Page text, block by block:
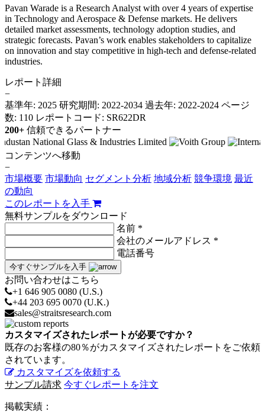
Pavan Warade is a Research Analyst with over 4 years of expertise
in Technology and Aerospace & Defense markets. He delivers
detailed market assessments, technology adoption studies, and
strategic forecasts. Pavan’s work enables stakeholders to capitalize
on innovation and stay competitive in high-tech and defense-related
industries.
レポート詳細
−
基準年: 2025 研究期間: 2022-2034 過去年: 2022-2024 ページ
数: 110 レポートコード: SR622DR
200+ 信頼できるパートナー
コンテンツへ移動
−
市場概要 市場動向 セグメント分析 地域分析 競争環境 最近
の動向
このレポートを入手
無料サンプルをダウンロード
名前 *
会社のメールアドレス *
電話番号
今すぐサンプルを入手
お問い合わせはこちら
+1 646 905 0080 (U.S.)
+44 203 695 0070 (U.K.)
sales@straitsresearch.com
カスタマイズされたレポートが必要ですか？
既存のお客様の80％がカスタマイズされたレポートをご依頼
されています。
カスタマイズを依頼する
サンプル請求 今すぐレポートを注文
掲載実績：